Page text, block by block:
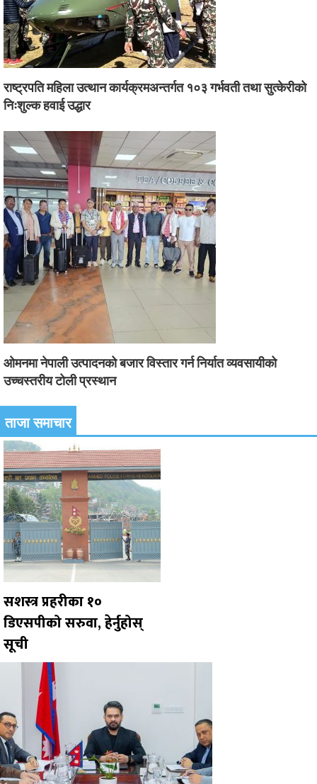
राष्ट्रपति महिला उत्थान कार्यक्रमअन्तर्गत १०३ गर्भवती तथा सुत्केरीको
निःशुल्क हवाई उद्धार
ओमनमा नेपाली उत्पादनको बजार विस्तार गर्न निर्यात व्यवसायीको
उच्चस्तरीय टोली प्रस्थान
ताजा समाचार
सशस्त्र प्रहरीका १०
डिएसपीको सरुवा, हेर्नुहोस्
सूची